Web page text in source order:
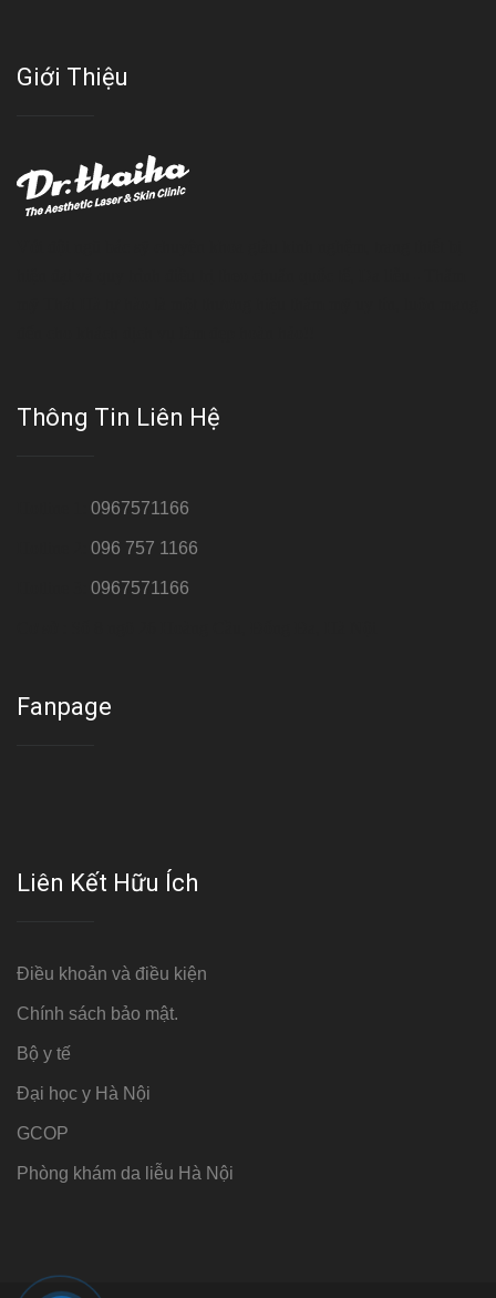
Giới Thiệu
Thông Tin Liên Hệ
0967571166
096 757 1166
0967571166
Fanpage
Liên Kết Hữu Ích
Điều khoản và điều kiện
Chính sách bảo mật.
Bộ y tế
Đại học y Hà Nội
GCOP
Phòng khám da liễu Hà Nội